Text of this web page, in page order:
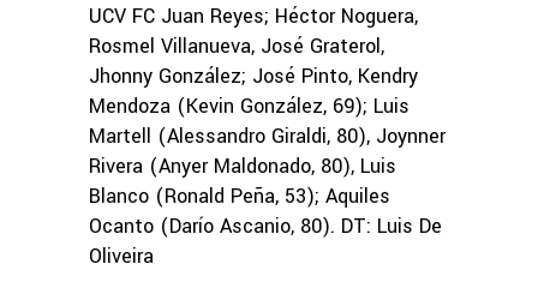
UCV FC Juan Reyes; Héctor Noguera,
Rosmel Villanueva, José Graterol,
Jhonny González; José Pinto, Kendry
Mendoza (Kevin González, 69); Luis
Martell (Alessandro Giraldi, 80), Joynner
Rivera (Anyer Maldonado, 80), Luis
Blanco (Ronald Peña, 53); Aquiles
Ocanto (Darío Ascanio, 80). DT: Luis De
Oliveira